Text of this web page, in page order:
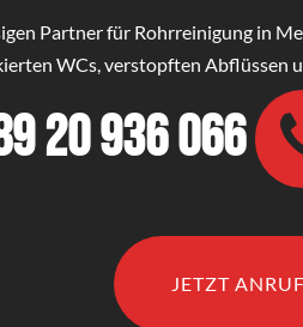
Partner für Rohrreinigung in
WCs, verstopften Abflüssen
20 936 066
JETZT